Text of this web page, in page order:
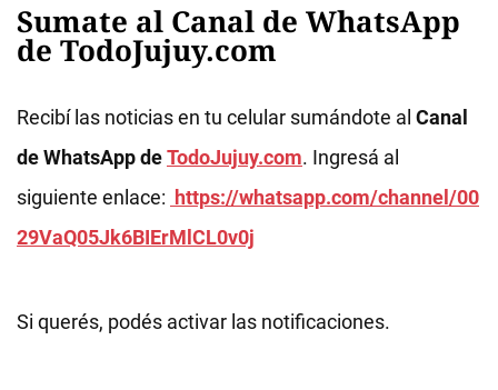
Sumate al Canal de WhatsApp
de TodoJujuy.com
Recibí las noticias en tu celular sumándote al Canal
de WhatsApp deTodoJujuy.com. Ingresá al
siguiente enlace: https://whatsapp.com/channel/00
29VaQ05Jk6BIErMlCL0v0j
Si querés, podés activar las notificaciones.